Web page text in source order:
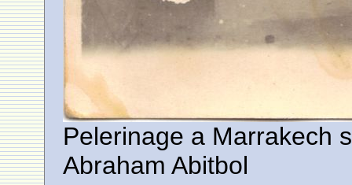
Pelerinage a Marrakech
Abraham Abitbol